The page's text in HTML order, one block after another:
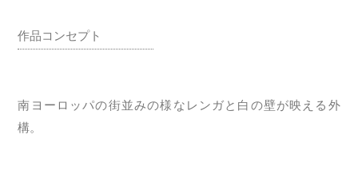
作品コンセプト
南ヨーロッパの街並みの様なレンガと白の壁が映える外
構。